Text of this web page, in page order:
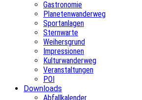
Gastronomie
Planetenwanderweg
Sportanlagen
Sternwarte
Weihersgrund
Impressionen
Kulturwanderweg
Veranstaltungen
POI
Downloads
Abfallkalender